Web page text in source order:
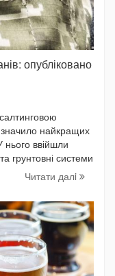
опубліковано
найкращих
нього ввійшли
грунтовні системи
Читати далi